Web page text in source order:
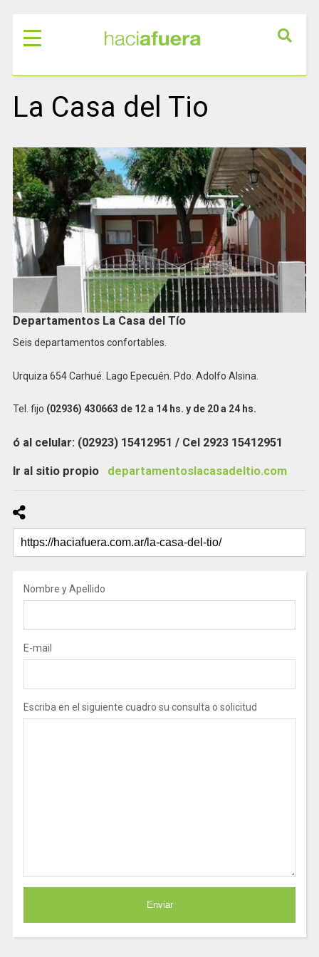
La Casa del Tio
Departamentos La Casa del Tío
Seis departamentos confortables.
Urquiza 654 Carhué. Lago Epecuén. Pdo. Adolfo Alsina.
Tel. fijo (02936) 430663 de 12 a 14 hs. y de 20 a 24 hs.
ó al celular: (02923) 15412951 / Cel 2923 15412951
Ir al sitio propio departamentoslacasadeltio.com
Nombre y Apellido
E-mail
Escriba en el siguiente cuadro su consulta o solicitud